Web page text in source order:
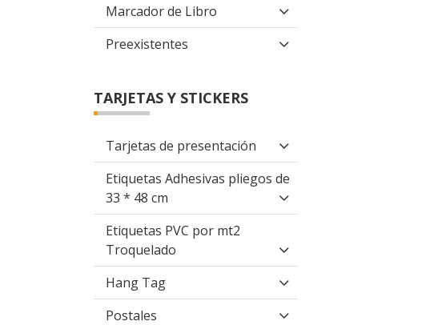
Marcador de Libro
Preexistentes
TARJETAS Y STICKERS
Tarjetas de presentación
Etiquetas Adhesivas pliegos de
33 * 48 cm
Etiquetas PVC por mt2
Troquelado
Hang Tag
Postales